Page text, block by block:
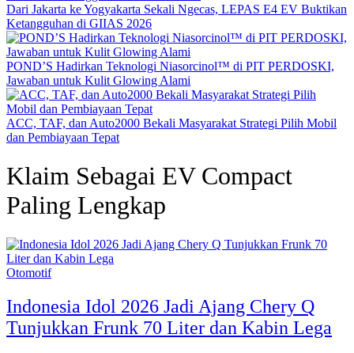
Dari Jakarta ke Yogyakarta Sekali Ngecas, LEPAS E4 EV Buktikan
Ketangguhan di GIIAS 2026
POND’S Hadirkan Teknologi Niasorcinol™ di PIT PERDOSKI,
Jawaban untuk Kulit Glowing Alami
ACC, TAF, dan Auto2000 Bekali Masyarakat Strategi Pilih Mobil
dan Pembiayaan Tepat
Klaim Sebagai EV Compact
Paling Lengkap
Otomotif
Indonesia Idol 2026 Jadi Ajang Chery Q
Tunjukkan Frunk 70 Liter dan Kabin Lega